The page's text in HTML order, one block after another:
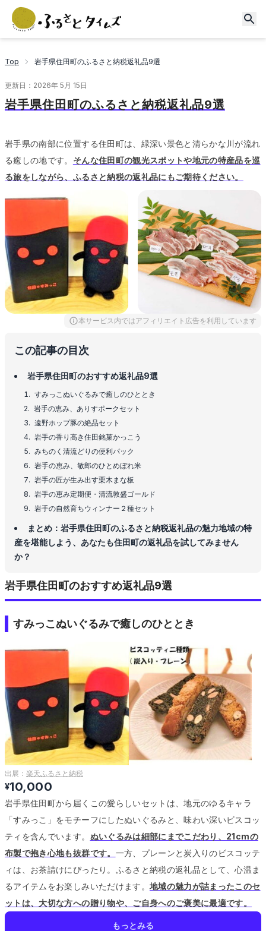
Top 岩手県住田町のふるさと納税返礼品9選
更新日： 2026年 5月 15日
岩手県住田町のふるさと納税返礼品9選
岩手県の南部に位置する住田町は、緑深い景色と清らかな川が流れ
る癒しの地です。 そんな住田町の観光スポットや地元の特産品を巡
る旅をしながら、ふるさと納税の返礼品にもご期待ください。
本サービス内ではアフィリエイト広告を利用しています
この記事の目次
岩手県住田町のおすすめ返礼品9選
すみっこぬいぐるみで癒しのひととき
岩手の恵み、ありすポークセット
遠野ホップ豚の絶品セット
岩手の香り高き住田銘菓かっこう
みちのく清流どりの便利パック
岩手の恵み、敏郎のひとめぼれ米
岩手の匠が生み出す栗木まな板
岩手の恵み定期便・清流敦盛ゴールド
岩手の自然育ちウィンナー２種セット
まとめ：岩手県住田町のふるさと納税返礼品の魅力地域の特
産を堪能しよう、あなたも住田町の返礼品を試してみません
か？
岩手県住田町のおすすめ返礼品9選
すみっこぬいぐるみで癒しのひととき
出展： 楽天ふるさと納税
¥10,000
岩手県住田町から届くこの愛らしいセットは、地元のゆるキャラ
「すみっこ」をモチーフにしたぬいぐるみと、味わい深いビスコッ
ティを含んでいます。 ぬいぐるみは細部にまでこだわり、21cmの
布製で抱き心地も抜群です。 一方、プレーンと炭入りのビスコッテ
ィは、お茶請けにぴったり。 ふるさと納税の返礼品として、心温ま
るアイテムをお楽しみいただけます。 地域の魅力が詰まったこのセ
ットは、大切な方への贈り物や、ご自身へのご褒美に最適です。
もっとみる